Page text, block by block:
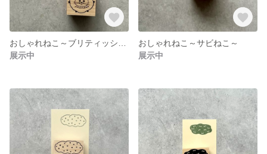
展示中
おしゃれねこ～サビねこ～
展示中